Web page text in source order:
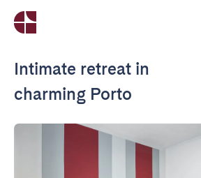
Intimate retreat in
charming Porto